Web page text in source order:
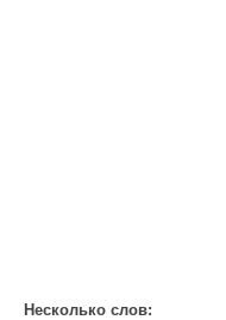
Несколько слов: